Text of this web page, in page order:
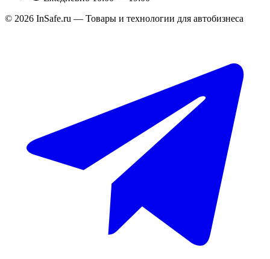
© 2026 InSafe.ru — Товары и технологии для автобизнеса